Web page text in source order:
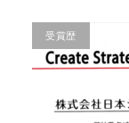
受賞歴